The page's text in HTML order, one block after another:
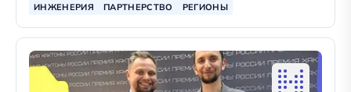
ИНЖЕНЕРИЯ ПАРТНЕРСТВО РЕГИОНЫ